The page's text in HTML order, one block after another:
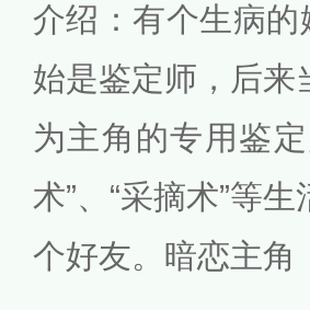
介绍：有个生病
始是鉴定师，后来
为主角的专用鉴
术”、“采摘术”等
个好友。暗恋主角